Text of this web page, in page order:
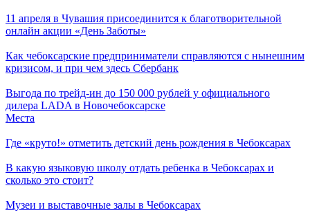
11 апреля в Чувашия присоединится к благотворительной
онлайн акции «День Заботы»
Как чебоксарские предприниматели справляются с нынешним
кризисом, и при чем здесь Сбербанк
Выгода по трейд-ин до 150 000 рублей у официального
дилера LADA в Новочебоксарске
Места
Где «круто!» отметить детский день рождения в Чебоксарах
В какую языковую школу отдать ребенка в Чебоксарах и
сколько это стоит?
Музеи и выставочные залы в Чебоксарах